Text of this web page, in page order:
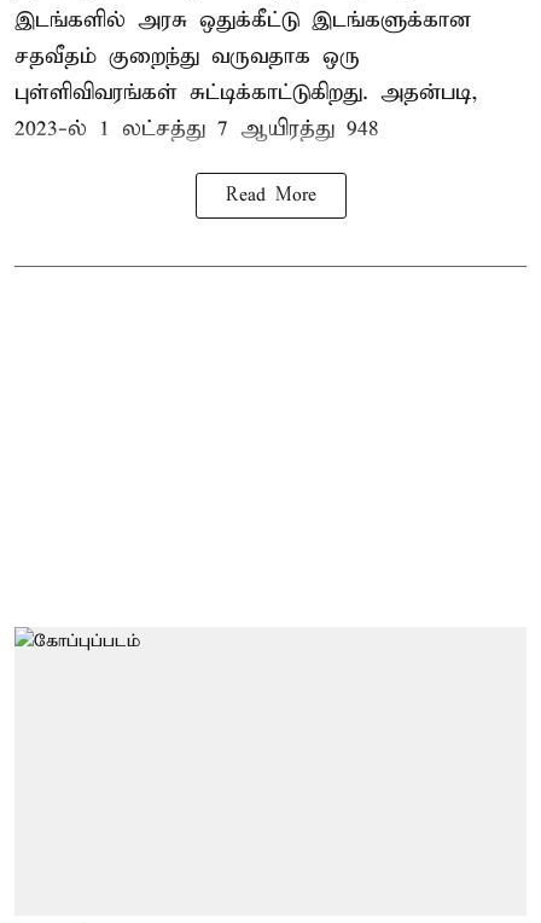
இடங்களில் அரசு ஒதுக்கீட்டு இடங்களுக்கான
சதவீதம் குறைந்து வருவதாக ஒரு
புள்ளிவிவரங்கள் சுட்டிக்காட்டுகிறது. அதன்படி,
2023-ல் 1 லட்சத்து 7 ஆயிரத்து 948
Read More